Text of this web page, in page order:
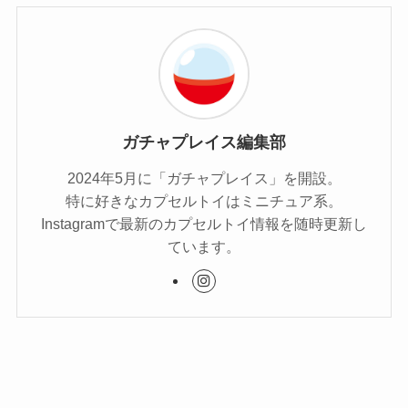
ガチャプレイス編集部
2024年5月に「ガチャプレイス」を開設。
特に好きなカプセルトイはミニチュア系。
Instagramで最新のカプセルトイ情報を随時更新し
ています。